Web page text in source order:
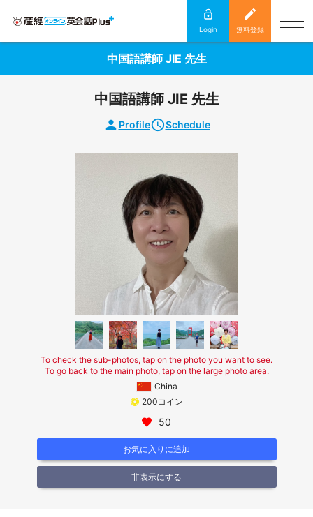
Login 無料登録
中国語講師 JIE 先生
中国語講師 JIE 先生
Profile Schedule
To check the sub-photos, tap on the photo you want to see.
To go back to the main photo, tap on the large photo area.
China
200コイン
50
お気に入りに追加
非表示にする